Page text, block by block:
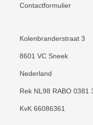
Contactformulier
Kolenbranderstraat 3
8601 VC Sneek
Nederland
Rek NL98 RABO 0381
KvK 66086361